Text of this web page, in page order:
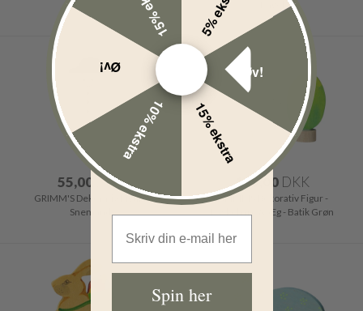
55,00 DKK
GRIMM'S Dekorativ Figur -
Snemand
125,00 DKK
GRIMMS Dekorativ Figur -
Påskehare & Æg - Batik Grøn
Øv!
15% ekstra
10% ekstra
Øv!
Spin her